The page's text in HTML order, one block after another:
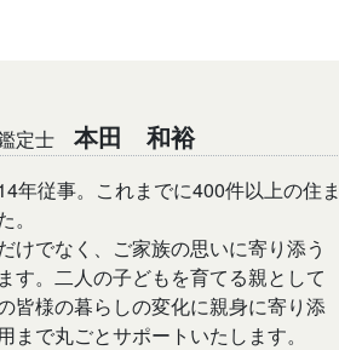
定士
本田 和裕
年従事。これまでに400件以上の住ま
けでなく、ご家族の思いに寄り添う
す。二人の子どもを育てる親として
皆様の暮らしの変化に親身に寄り添
で丸ごとサポートいたします。